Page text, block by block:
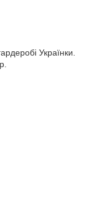
Українки.